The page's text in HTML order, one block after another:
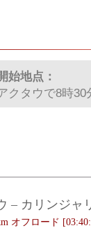
始地点：
クタウで8時30
– カリンジャ
オフロード